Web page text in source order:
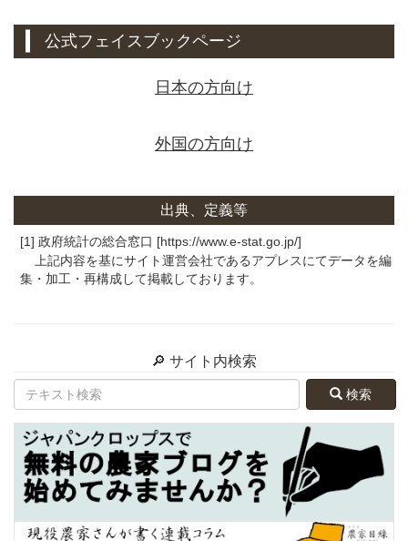
公式フェイスブックページ
日本の方向け
外国の方向け
出典、定義等
[1] 政府統計の総合窓口 [https://www.e-stat.go.jp/]
上記内容を基にサイト運営会社であるアプレスにてデータを編
集・加工・再構成して掲載しております。
🔎 サイト内検索
検索